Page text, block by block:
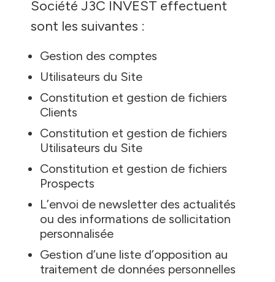
Société J3C INVEST effectuent
sont les suivantes :
Gestion des comptes
Utilisateurs du Site
Constitution et gestion de fichiers
Clients
Constitution et gestion de fichiers
Utilisateurs du Site
Constitution et gestion de fichiers
Prospects
L’envoi de newsletter des actualités
ou des informations de sollicitation
personnalisée
Gestion d’une liste d’opposition au
traitement de données personnelles